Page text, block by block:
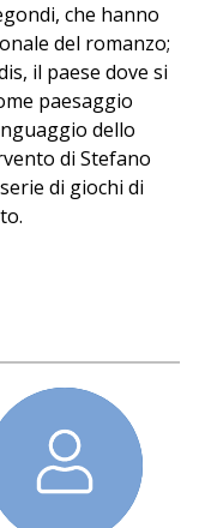
che hanno
del romanzo;
il paese dove si
paesaggio
dello
di Stefano
di giochi di